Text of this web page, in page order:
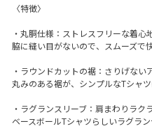
〈特徴〉
・丸胴仕様：ストレスフリーな着心
脇に縫い目がないので、スムーズで
・ラウンドカットの裾：さりげない
丸みのある裾が、シンプルなTシャ
・ラグランスリーブ：肩まわりラク
ベースボールTシャツらしいラグラ